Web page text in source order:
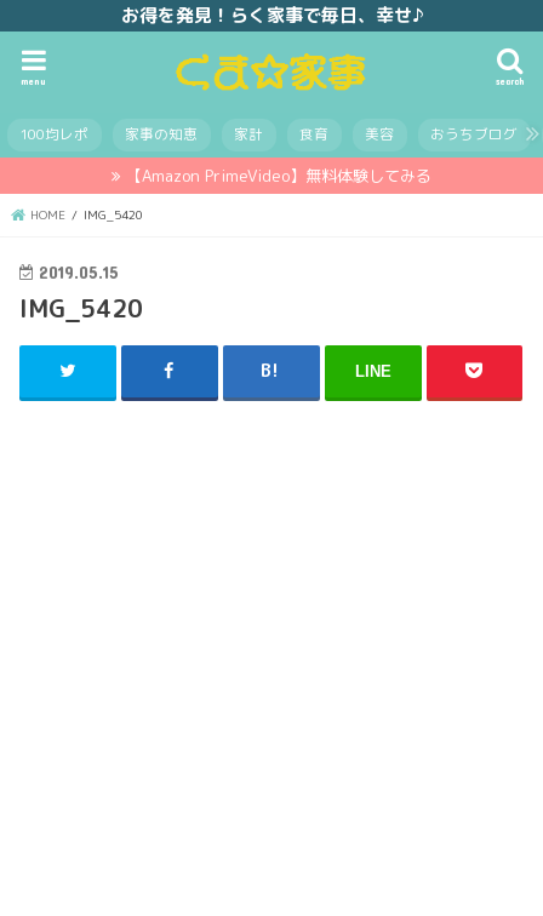
お得を発見！らく家事で毎日、幸せ♪
search
menu
100均レポ 家事の知恵 家計 食育 美容 おうちブログ
【Amazon PrimeVideo】無料体験してみる
HOME IMG_5420
2019.05.15
IMG_5420
LINE